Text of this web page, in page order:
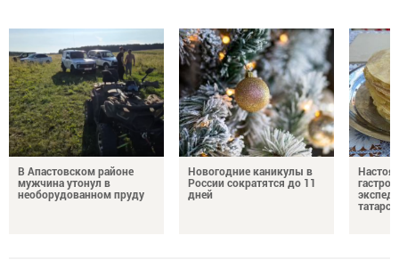
В Апастовском районе
мужчина утонул в
необорудованном пруду
Новогодние каникулы в
России сократятся до 11
дней